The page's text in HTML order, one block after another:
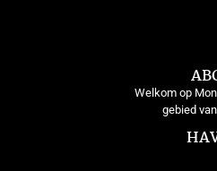
Welkom op
gebied